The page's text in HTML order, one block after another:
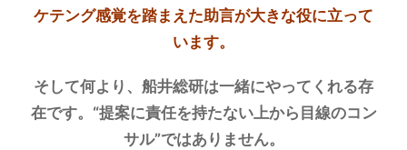
ケテング感覚を踏まえた助言が大きな役に立って
います。
そして何より、船井総研は一緒にやってくれる存
在です。“提案に責任を持たない上から目線のコン
サル”ではありません。